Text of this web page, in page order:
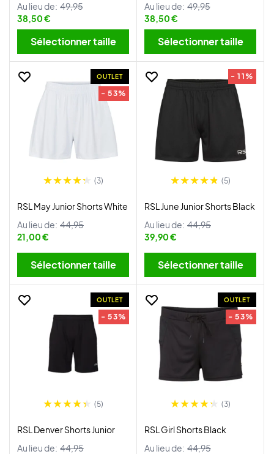
Au lieu de: 49,95
38,50 €
Sélectionner taille
Au lieu de: 49,95
38,50 €
Sélectionner taille
OUTLET
- 53%
(3)
RSL May Junior Shorts White
Au lieu de: 44,95
21,00 €
Sélectionner taille
- 11%
(5)
RSL June Junior Shorts Black
Au lieu de: 44,95
39,90 €
Sélectionner taille
OUTLET
- 53%
(5)
RSL Denver Shorts Junior
Au lieu de: 44,95
OUTLET
- 53%
(3)
RSL Girl Shorts Black
Au lieu de: 44,95